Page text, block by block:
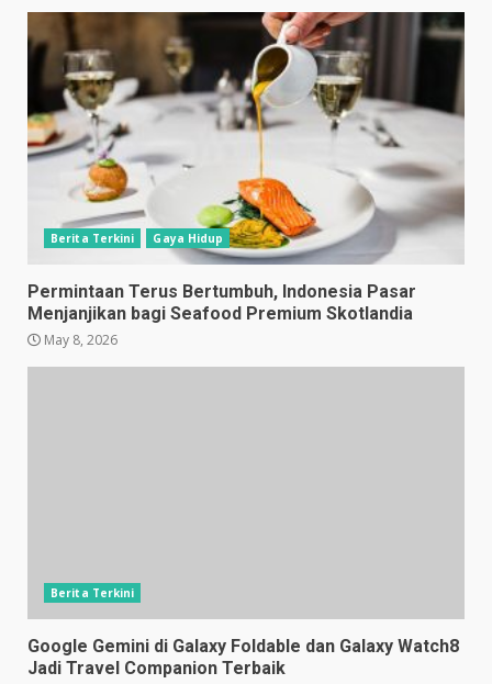
Berita Terkini Gaya Hidup
Permintaan Terus Bertumbuh, Indonesia Pasar
Menjanjikan bagi Seafood Premium Skotlandia
May 8, 2026
Berita Terkini
Google Gemini di Galaxy Foldable dan Galaxy Watch8
Jadi Travel Companion Terbaik